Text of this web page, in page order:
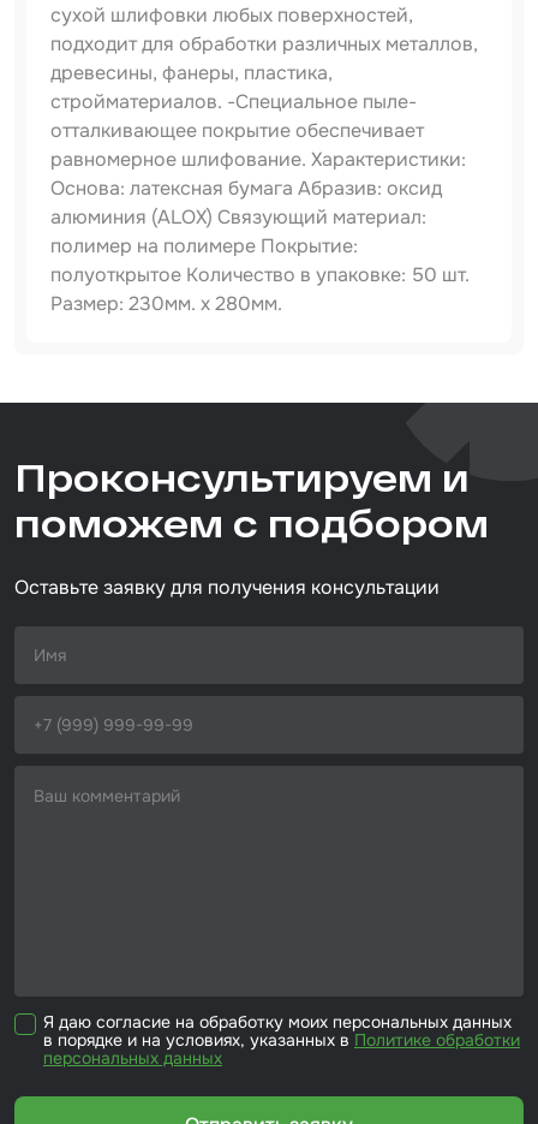
Лаки
Автоэмали
сухой шлифовки любых поверхностей,
подходит для обработки различных металлов,
древесины, фанеры, пластика,
стройматериалов. -Специальное пыле-
отталкивающее покрытие обеспечивает
равномерное шлифование. Характеристики:
Основа: латексная бумага Абразив: оксид
алюминия (ALOX) Связующий материал:
полимер на полимере Покрытие:
полуоткрытое Количество в упаковке: 50 шт.
Размер: 230мм. х 280мм.
абразивная бумага
Размер / диаметр / объём
230*280 мм
Проконсультируем и
поможем с подбором
Оставьте заявку для получения консультации
Я даю согласие на обработку моих персональных данных
в порядке и на условиях, указанных в Политике обработки
персональных данных